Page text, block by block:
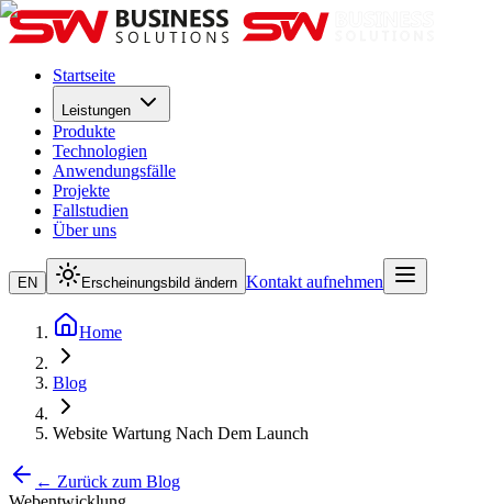
Startseite
Leistungen
Produkte
Technologien
Anwendungsfälle
Projekte
Fallstudien
Über uns
EN Erscheinungsbild ändern Kontakt aufnehmen
Home
Blog
Website Wartung Nach Dem Launch
← Zurück zum Blog